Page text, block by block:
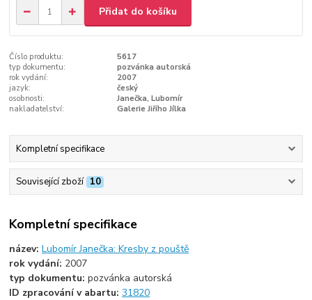
Přidat do košíku
Číslo produktu:
5617
typ dokumentu:
pozvánka autorská
rok vydání:
2007
jazyk:
český
osobnosti:
Janečka, Lubomír
nakladatelství:
Galerie Jiřího Jílka
Kompletní specifikace
Související zboží 10
Kompletní specifikace
název:Lubomír Janečka: Kresby z pouště
rok vydání: 2007
typ dokumentu:pozvánka autorská
ID zpracování v abartu:31820